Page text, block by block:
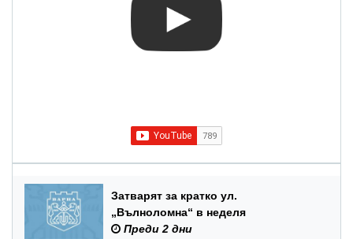
Затварят за кратко ул.
„Вълноломна“ в неделя
Преди 2 дни